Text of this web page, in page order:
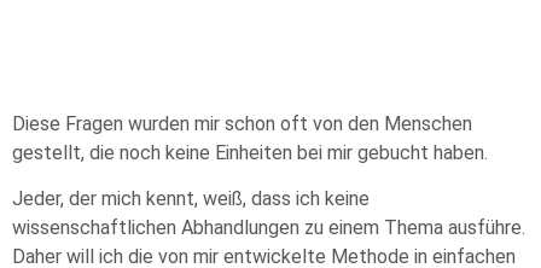
Diese Fragen wurden mir schon oft von den Menschen
gestellt, die noch keine Einheiten bei mir gebucht haben.
Jeder, der mich kennt, weiß, dass ich keine
wissenschaftlichen Abhandlungen zu einem Thema ausführe.
Daher will ich die von mir entwickelte Methode in einfachen